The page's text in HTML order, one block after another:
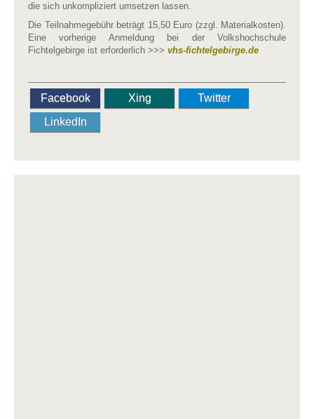
die sich unkompliziert umsetzen lassen.
Die Teilnahmegebühr beträgt 15,50 Euro (zzgl. Materialkosten).
Eine vorherige Anmeldung bei der Volkshochschule
Fichtelgebirge ist erforderlich >>> vhs-fichtelgebirge.de
Facebook Xing
Twitter
LinkedIn